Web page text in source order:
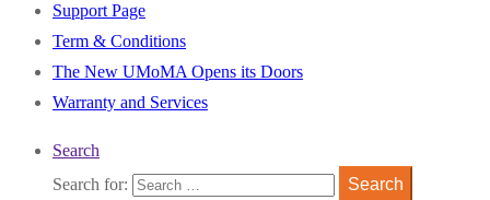
Support Page
Term & Conditions
The New UMoMA Opens its Doors
Warranty and Services
Search
Search for:
Search